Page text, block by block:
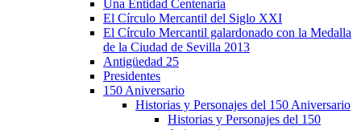
Una Entidad Centenaria
El Círculo Mercantil del Siglo XXI
El Círculo Mercantil galardonado con la Medalla
de la Ciudad de Sevilla 2013
Antigüedad 25
Presidentes
150 Aniversario
Historias y Personajes del 150 Aniversario
Historias y Personajes del 150